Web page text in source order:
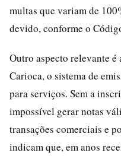
multas que variam de
devido, conforme o
Outro aspecto relevante
Carioca, o sistema de
para serviços. Sem a
impossível gerar notas
transações comerciais e
indicam que, em anos